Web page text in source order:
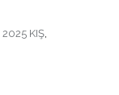
2025 KIŞ,